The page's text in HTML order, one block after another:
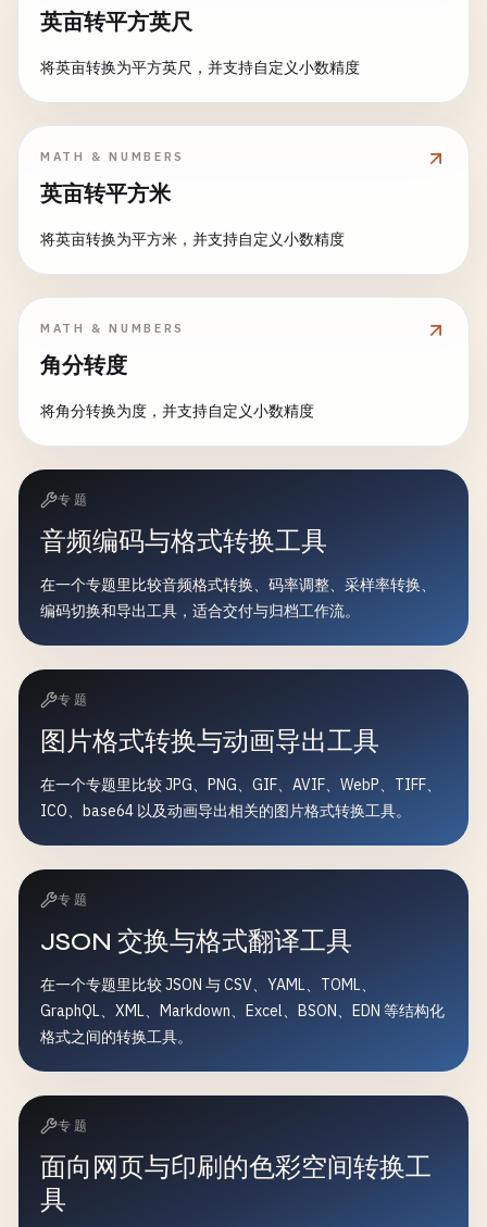
英亩转平方英尺
将英亩转换为平方英尺，并支持自定义小数精度
MATH & NUMBERS
英亩转平方米
将英亩转换为平方米，并支持自定义小数精度
MATH & NUMBERS
角分转度
将角分转换为度，并支持自定义小数精度
专题
音频编码与格式转换工具
在一个专题里比较音频格式转换、码率调整、采样率转换、
编码切换和导出工具，适合交付与归档工作流。
专题
图片格式转换与动画导出工具
在一个专题里比较 JPG、PNG、GIF、AVIF、WebP、TIFF、
ICO、base64 以及动画导出相关的图片格式转换工具。
专题
JSON 交换与格式翻译工具
在一个专题里比较 JSON 与 CSV、YAML、TOML、
GraphQL、XML、Markdown、Excel、BSON、EDN 等结构化
格式之间的转换工具。
专题
面向网页与印刷的色彩空间转换工
具